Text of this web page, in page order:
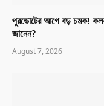
পুরভোটের আগে বড় চমক!
জানেন?
August 7, 2026